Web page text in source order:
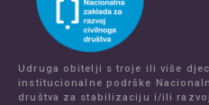
Udruga obitelji s troje ili više
institucionalne podrške
društva za stabilizaciju i/ili